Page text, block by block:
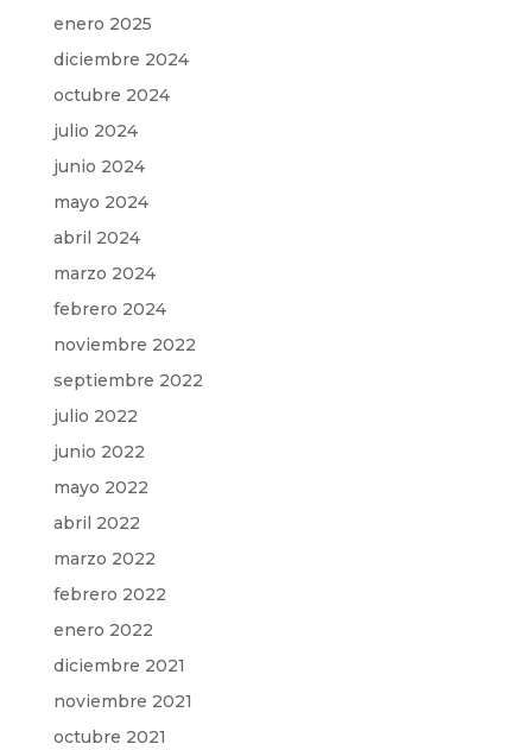
enero 2025
diciembre 2024
octubre 2024
julio 2024
junio 2024
mayo 2024
abril 2024
marzo 2024
febrero 2024
noviembre 2022
septiembre 2022
julio 2022
junio 2022
mayo 2022
abril 2022
marzo 2022
febrero 2022
enero 2022
diciembre 2021
noviembre 2021
octubre 2021